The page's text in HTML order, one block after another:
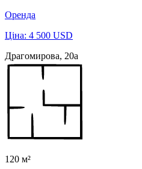
Оренда
Ціна: 4 500 USD
Драгомирова, 20а
120 м²